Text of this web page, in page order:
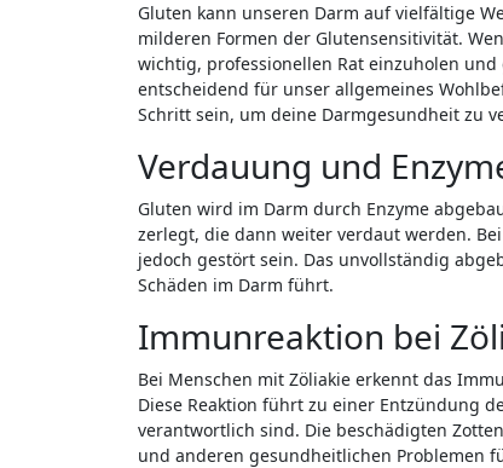
Gluten kann unseren Darm auf vielfältige Weise beeinflussen, von schwerwiegenden Erkrankungen wie Zöliakie bis hin zu
milderen Formen der Glutensensitivität.
wichtig, professionellen Rat einzuholen
entscheidend für unser allgemeines
Schritt sein, um deine Darmgesundheit zu
Verdauung und
Gluten wird im Darm durch Enzyme
zerlegt, die dann weiter verdaut werden.
jedoch gestört sein. Das unvollständig
Schäden im Darm führt.
Immunreaktion bei
Bei Menschen mit Zöliakie erkennt das
Diese Reaktion führt zu einer Entzündung
verantwortlich sind. Die beschädigten
und anderen gesundheitlichen Problemen